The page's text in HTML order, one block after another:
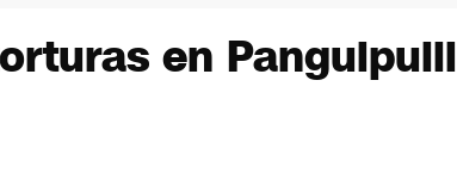
en Panguipulli